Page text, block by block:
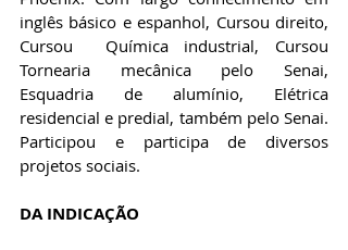
inglês básico e espanhol, Cursou direito,
Cursou  Química industrial, Cursou
Tornearia mecânica pelo Senai,
Esquadria de alumínio, Elétrica
residencial e predial, também pelo Senai.
Participou e participa de diversos
projetos sociais.
DA INDICAÇÃO